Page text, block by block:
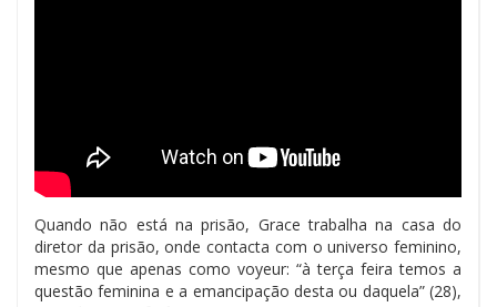
Quando não está na prisão, Grace trabalha na casa do
diretor da prisão, onde contacta com o universo feminino,
mesmo que apenas como voyeur: “à terça feira temos a
questão feminina e a emancipação desta ou daquela” (28),